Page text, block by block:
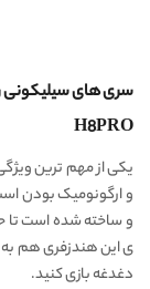
H8PRO
یکی از مهم ترین
و ارگونومیک بودن
و ساخته شده است تا
ی این هندزفری هم
دغدغه بازی کنید.